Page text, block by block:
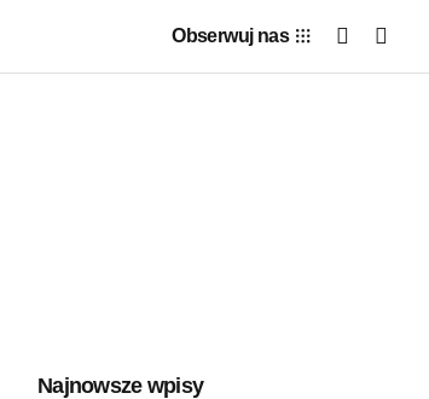
Obserwuj nas
Najnowsze wpisy